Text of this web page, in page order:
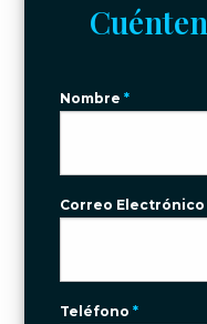
Nombre*
Correo
Teléfono*